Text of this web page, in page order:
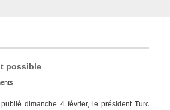
possible
dimanche 4 février, le président Turc